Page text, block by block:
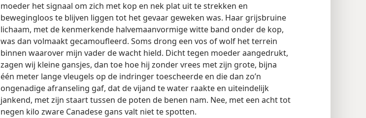
moeder het signaal om zich met kop en nek plat uit te strekken en
bewegingloos te blijven liggen tot het gevaar geweken was. Haar grijsbruine
lichaam, met de kenmerkende halvemaanvormige witte band onder de kop,
was dan volmaakt gecamoufleerd. Soms drong een vos of wolf het terrein
binnen waarover mijn vader de wacht hield. Dicht tegen moeder aangedrukt,
zagen wij kleine gansjes, dan toe hoe hij zonder vrees met zijn grote, bijna
één meter lange vleugels op de indringer toescheerde en die dan zo’n
ongenadige afranseling gaf, dat de vijand te water raakte en uiteindelijk
jankend, met zijn staart tussen de poten de benen nam. Nee, met een acht tot
negen kilo zware Canadese gans valt niet te spotten.